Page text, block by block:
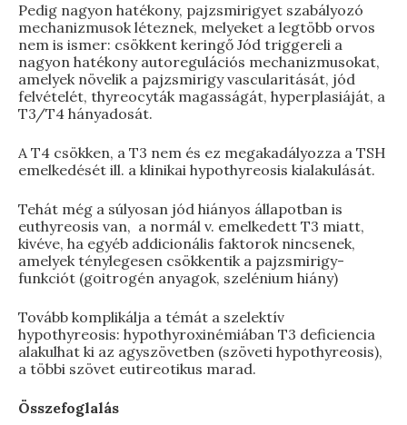
Pedig nagyon hatékony, pajzsmirigyet szabályozó
mechanizmusok léteznek, melyeket a legtöbb orvos
nem is ismer: csökkent keringő Jód triggereli a
nagyon hatékony autoregulációs mechanizmusokat,
amelyek növelik a pajzsmirigy vascularitását, jód
felvételét, thyreocyták magasságát, hyperplasiáját, a
T3/T4 hányadosát.
A T4 csökken, a T3 nem és ez megakadályozza a TSH
emelkedését ill. a klinikai hypothyreosis kialakulását.
Tehát még a súlyosan jód hiányos állapotban is
euthyreosis van, a normál v. emelkedett T3 miatt,
kivéve, ha egyéb addicionális faktorok nincsenek,
amelyek ténylegesen csökkentik a pajzsmirigy-
funkciót (goitrogén anyagok, szelénium hiány)
Tovább komplikálja a témát a szelektív
hypothyreosis: hypothyroxinémiában T3 deficiencia
alakulhat ki az agyszövetben (szöveti hypothyreosis),
a többi szövet eutireotikus marad.
Összefoglalás